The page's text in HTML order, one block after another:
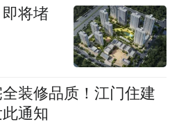
将堵
装修品质！江门住建
通知